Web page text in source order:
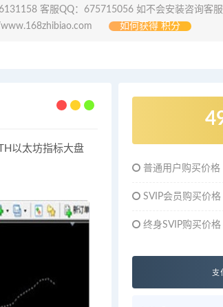
客服QQ：675715056 如不会安装咨询客
如何获得 积分
以太坊指标大盘
普通用户购买价格
SVIP会员购买价格
终身SVIP购买价格
支